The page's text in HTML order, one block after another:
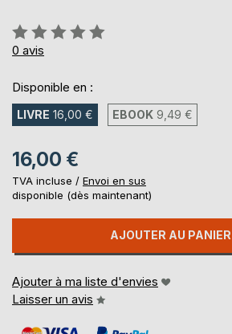
Évaluation:
0%
0 avis
Disponible en :
LIVRE 16,00 € EBOOK 9,49 €
16,00 €
TVA incluse / Envoi en sus
disponible (dès maintenant)
AJOUTER AU PANIER
Ajouter à ma liste d'envies
Laisser un avis